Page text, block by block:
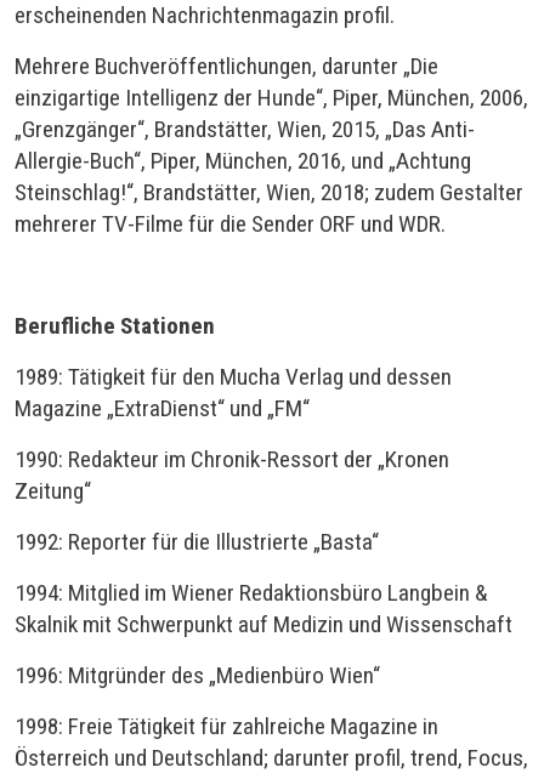
erscheinenden Nachrichtenmagazin profil.
Mehrere Buchveröffentlichungen, darunter „Die
einzigartige Intelligenz der Hunde“, Piper, München, 2006,
„Grenzgänger“, Brandstätter, Wien, 2015, „Das Anti-
Allergie-Buch“, Piper, München, 2016, und „Achtung
Steinschlag!“, Brandstätter, Wien, 2018; zudem Gestalter
mehrerer TV-Filme für die Sender ORF und WDR.
Berufliche Stationen
1989: Tätigkeit für den Mucha Verlag und dessen
Magazine „ExtraDienst“ und „FM“
1990: Redakteur im Chronik-Ressort der „Kronen
Zeitung“
1992: Reporter für die Illustrierte „Basta“
1994: Mitglied im Wiener Redaktionsbüro Langbein &
Skalnik mit Schwerpunkt auf Medizin und Wissenschaft
1996: Mitgründer des „Medienbüro Wien“
1998: Freie Tätigkeit für zahlreiche Magazine in
Österreich und Deutschland; darunter profil, trend, Focus,